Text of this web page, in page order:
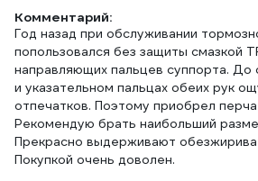
Комментарий:
Год назад при обслуживании
попользовался без защиты смазкой
направляющих пальцев суппорта. До
и указательном пальцах обеих рук
отпечатков. Поэтому приобрел
Рекомендую брать наибольший
Прекрасно выдерживают
Покупкой очень доволен.